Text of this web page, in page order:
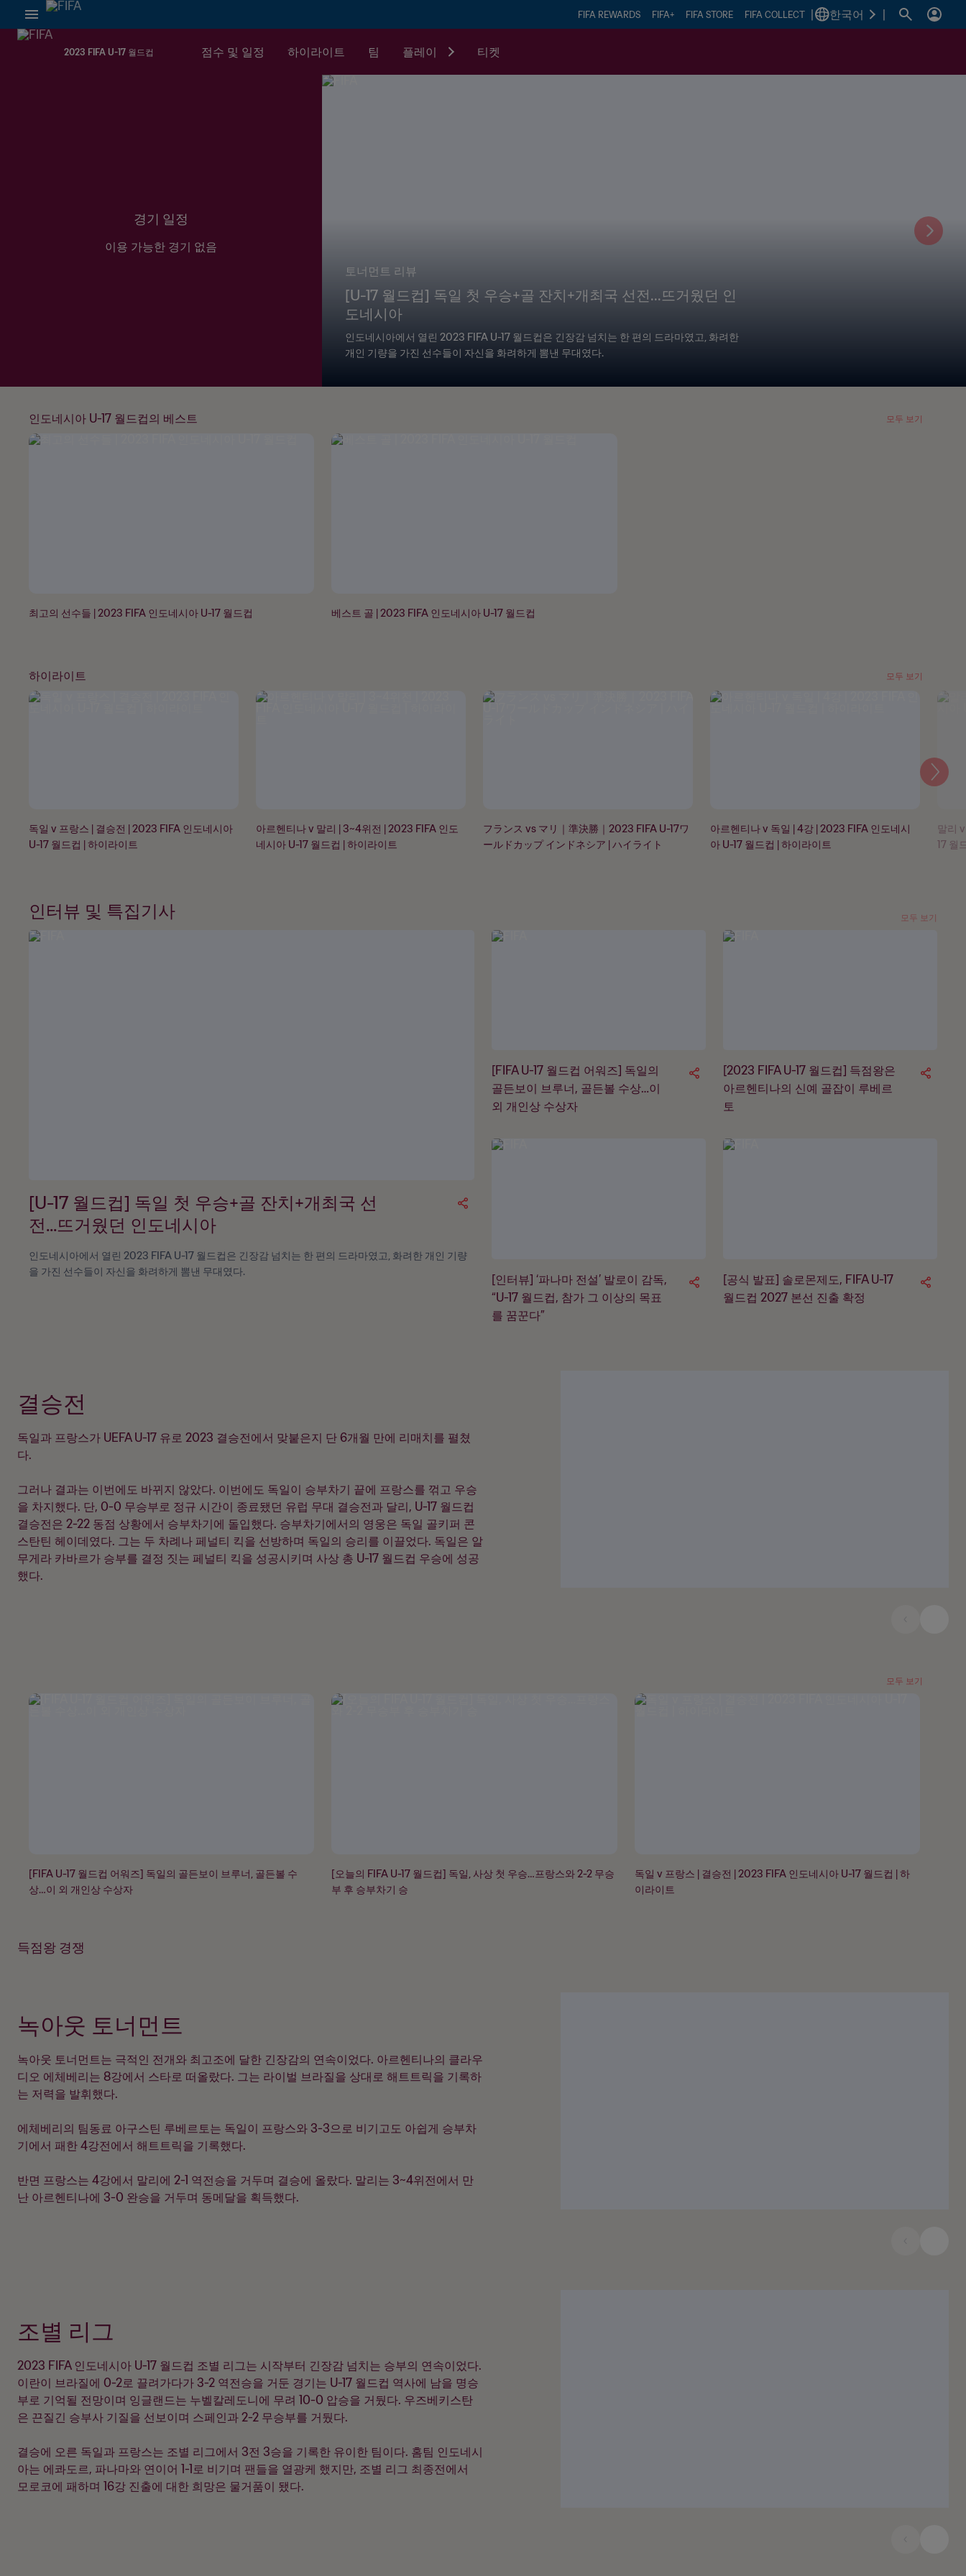
FIFA REWARDS FIFA+ FIFA STORE FIFA COLLECT 한국어
2023 FIFA U-17 월드컵 점수 및 일정 하이라이트 팀 플레이 티켓
경기 일정
이용 가능한 경기 없음
토너먼트 리뷰
[U-17 월드컵] 독일 첫 우승+골 잔치+개최국 선전...뜨거웠던 인
도네시아
인도네시아에서 열린 2023 FIFA U-17 월드컵은 긴장감 넘치는 한 편의 드라마였고, 화려한
개인 기량을 가진 선수들이 자신을 화려하게 뽐낸 무대였다.
인도네시아 U-17 월드컵의 베스트 모두 보기
최고의 선수들 | 2023 FIFA 인도네시아 U-17 월드컵 베스트 골 | 2023 FIFA 인도네시아 U-17 월드컵
하이라이트 모두 보기
독일 v 프랑스 | 결승전 | 2023 FIFA 인도네시아
U-17 월드컵 | 하이라이트
아르헨티나 v 말리 | 3~4위전 | 2023 FIFA 인도
네시아 U-17 월드컵 | 하이라이트
フランス vs マリ｜準決勝｜2023 FIFA U-17ワ
ールドカップ インドネシア | ハイライト
아르헨티나 v 독일 | 4강 | 2023 FIFA 인도네시
아 U-17 월드컵 | 하이라이트
말리
17 월
다
음
인터뷰 및 특집기사 모두 보기
[U-17 월드컵] 독일 첫 우승+골 잔치+개최국 선
전...뜨거웠던 인도네시아
인도네시아에서 열린 2023 FIFA U-17 월드컵은 긴장감 넘치는 한 편의 드라마였고, 화려한 개인 기량
을 가진 선수들이 자신을 화려하게 뽐낸 무대였다.
[FIFA U-17 월드컵 어워즈] 독일의
골든보이 브루너, 골든볼 수상…이
외 개인상 수상자
[2023 FIFA U-17 월드컵] 득점왕은
아르헨티나의 신예 골잡이 루베르
토
[인터뷰] ‘파나마 전설’ 발로이 감독,
“U-17 월드컵, 참가 그 이상의 목표
를 꿈꾼다”
[공식 발표] 솔로몬제도, FIFA U-17
월드컵 2027 본선 진출 확정
결승전
독일과 프랑스가 UEFA U-17 유로 2023 결승전에서 맞붙은지 단 6개월 만에 리매치를 펼쳤
다.
그러나 결과는 이번에도 바뀌지 않았다. 이번에도 독일이 승부차기 끝에 프랑스를 꺾고 우승
을 차지했다. 단, 0-0 무승부로 정규 시간이 종료됐던 유럽 무대 결승전과 달리, U-17 월드컵
결승전은 2-22 동점 상황에서 승부차기에 돌입했다. 승부차기에서의 영웅은 독일 골키퍼 콘
스탄틴 헤이데였다. 그는 두 차례나 페널티 킥을 선방하며 독일의 승리를 이끌었다. 독일은 알
무게라 카바르가 승부를 결정 짓는 페널티 킥을 성공시키며 사상 총 U-17 월드컵 우승에 성공
했다.
모두 보기
[FIFA U-17 월드컵 어워즈] 독일의 골든보이 브루너, 골든볼 수
상…이 외 개인상 수상자
[오늘의 FIFA U-17 월드컵] 독일, 사상 첫 우승…프랑스와 2-2 무승
부 후 승부차기 승
독일 v 프랑스 | 결승전 | 2023 FIFA 인도네시아 U-17 월드컵 | 하
이라이트
득점왕 경쟁
녹아웃 토너먼트
녹아웃 토너먼트는 극적인 전개와 최고조에 달한 긴장감의 연속이었다. 아르헨티나의 클라우
디오 에체베리는 8강에서 스타로 떠올랐다. 그는 라이벌 브라질을 상대로 해트트릭을 기록하
는 저력을 발휘했다.
에체베리의 팀동료 아구스틴 루베르토는 독일이 프랑스와 3-3으로 비기고도 아쉽게 승부차
기에서 패한 4강전에서 해트트릭을 기록했다.
반면 프랑스는 4강에서 말리에 2-1 역전승을 거두며 결승에 올랐다. 말리는 3~4위전에서 만
난 아르헨티나에 3-0 완승을 거두며 동메달을 획득했다.
조별 리그
2023 FIFA 인도네시아 U-17 월드컵 조별 리그는 시작부터 긴장감 넘치는 승부의 연속이었다.
이란이 브라질에 0-2로 끌려가다가 3-2 역전승을 거둔 경기는 U-17 월드컵 역사에 남을 명승
부로 기억될 전망이며 잉글랜드는 누벨칼레도니에 무려 10-0 압승을 거뒀다. 우즈베키스탄
은 끈질긴 승부사 기질을 선보이며 스페인과 2-2 무승부를 거뒀다.
결승에 오른 독일과 프랑스는 조별 리그에서 3전 3승을 기록한 유이한 팀이다. 홈팀 인도네시
아는 에콰도르, 파나마와 연이어 1-1로 비기며 팬들을 열광케 했지만, 조별 리그 최종전에서
모로코에 패하며 16강 진출에 대한 희망은 물거품이 됐다.